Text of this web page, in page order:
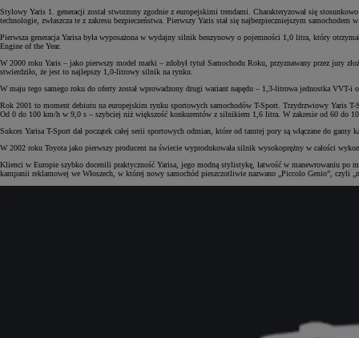
Stylowy Yaris 1. generacji został stworzony zgodnie z europejskimi trendami. Charakteryzował się
technologie, zwłaszcza te z zakresu bezpieczeństwa. Pierwszy Yaris stał się najbezpieczniejszym
Pierwsza generacja Yarisa była wyposażona w wydajny silnik benzynowy o pojemności 1,0 litra, który
Engine of the Year.
W 2000 roku Yaris – jako pierwszy model marki – zdobył tytuł Samochodu Roku, przyznawany przez jury
stwierdziło, że jest to najlepszy 1,0-litrowy silnik na rynku.
W maju tego samego roku do oferty został wprowadzony drugi wariant napędu – 1,3-litrowa jednostka VVT-
Rok 2001 to moment debiutu na europejskim rynku sportowych samochodów T-Sport. Trzydrzwiowy Yaris
Od 0 do 100 km/h w 9,0 s – szybciej niż większość konkurentów z silnikiem 1,6 litra. W zakresie od 60 do
Sukces Yarisa T-Sport dał początek całej serii sportowych odmian, które od tamtej pory są włączane do gamy
W 2002 roku Toyota jako pierwszy producent na świecie wyprodukowała silnik wysokoprężny w całości
Klienci w Europie szybko docenili praktyczność Yarisa, jego modną stylistykę, łatwość w manewrowaniu po
kampanii reklamowej we Włoszech, w której nowy samochód pieszczotliwie nazwano „Piccolo Genio”, czyli